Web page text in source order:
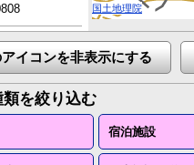
金庫 阿南
町トノ町71
国土地理院
イコンを非表示にする
を絞り込む
宿泊施設